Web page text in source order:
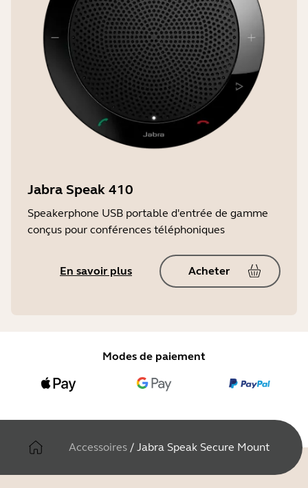
Jabra Speak 410
Speakerphone USB portable d'entrée de gamme
conçus pour conférences téléphoniques
En savoir plus Acheter
Modes de paiement
Accessoires / Jabra Speak Secure Mount